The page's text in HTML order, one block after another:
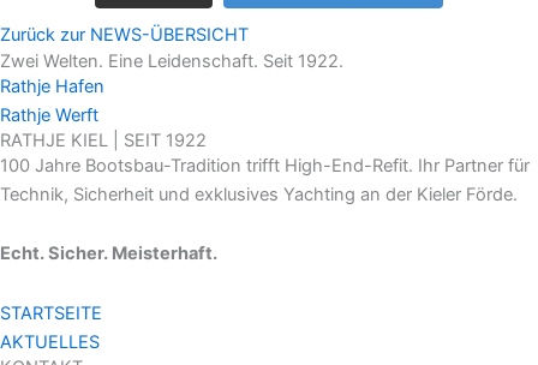
Zurück zur NEWS-ÜBERSICHT
Zwei Welten. Eine Leidenschaft. Seit 1922.
Rathje Hafen
Rathje Werft
RATHJE KIEL | SEIT 1922
100 Jahre Bootsbau-Tradition trifft High-End-Refit. Ihr Partner für
Technik, Sicherheit und exklusives Yachting an der Kieler Förde.
Echt. Sicher. Meisterhaft.
STARTSEITE
AKTUELLES